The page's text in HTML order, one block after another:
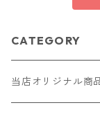
CATEGORY
当店オリジナル商